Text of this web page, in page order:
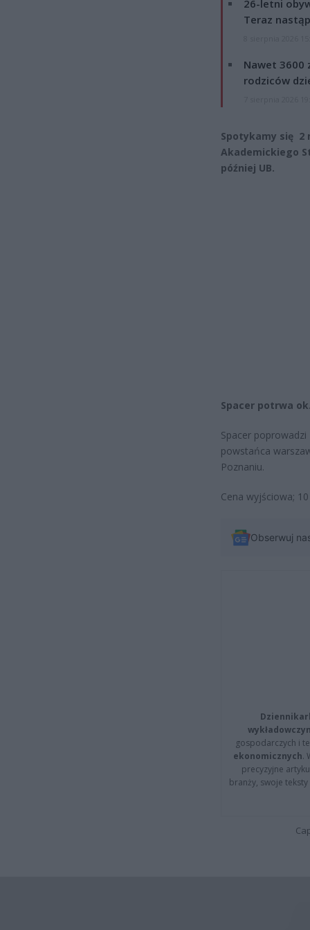
26-letni
Teraz
Nawet 3600
rodziców
Spotykamy się 2
Akademickiego
później UB.
Spacer potrwa
Spacer
powstańca
Poznaniu.
Cena wyjściowa;
Obserwuj
gospodarczych i
ekonomicznych.
precyzyjne
branży, swoje